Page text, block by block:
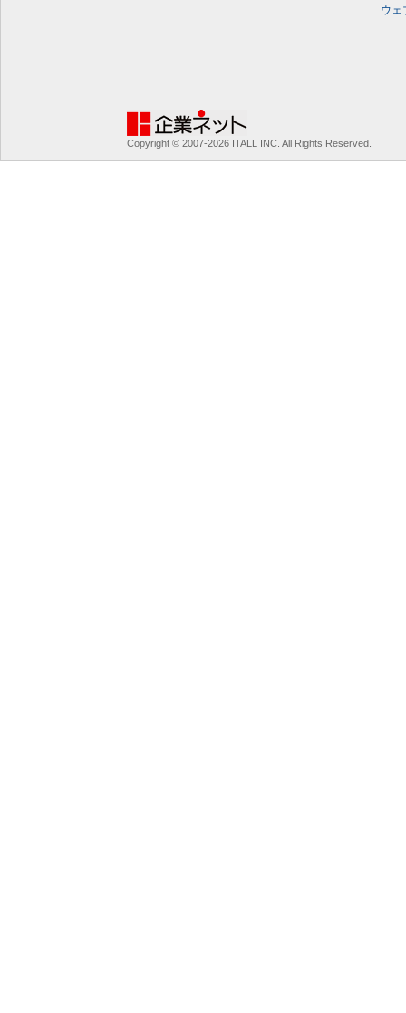
ウェ
Copyright © 2007-2026 ITALL INC. All Rights Reserved.